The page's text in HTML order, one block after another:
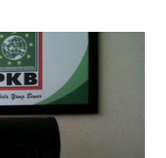
ortu nya pinjam
bisa ikut ujian.
saudara saya,
Tolong dibantu mas,
adanya